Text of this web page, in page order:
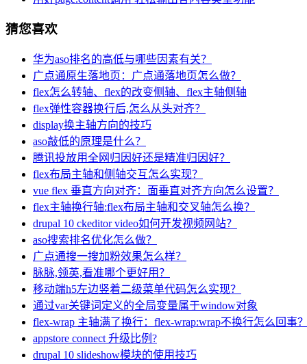
猜您喜欢
华为aso排名的高低与哪些因素有关？
广点通原生落地页：广点通落地页怎么做？
flex怎么转轴、flex的改变侧轴、flex主轴侧轴
flex弹性容器换行后,怎么从头对齐？
display换主轴方向的技巧
aso敲低的原理是什么？
腾讯投放用全网归因好还是精准归因好？
flex布局主轴和侧轴交互怎么实现？
vue flex 垂直方向对齐：面垂直对齐方向怎么设置？
flex主轴换行轴:flex布局主轴和交叉轴怎么换？
drupal 10 ckeditor video如何开发视频网站？
aso搜索排名优化怎么做？
广点通搜一搜加粉效果怎么样？
脉脉,领英,看准哪个更好用？
移动端h5左边竖着二级菜单代码怎么实现？
通过var关键词定义的全局变量属于window对象
flex-wrap 主轴满了换行：flex-wrap:wrap不换行怎么回事？
appstore connect 升级比例?
drupal 10 slideshow模块的使用技巧